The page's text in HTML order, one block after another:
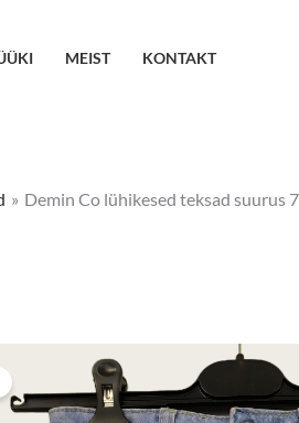
MEIST KONTAKT
Demin Co lühikesed teksad suurus